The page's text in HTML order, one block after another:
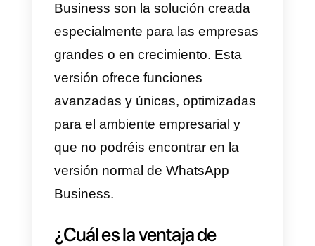
Si habéis realizado el respaldo
correctamente, el historial de
tus chats y los archivos serán
transferidos automáticamente,
mientras que la información
relativa a tu negocio (ej. perfil
del negocio, catálogo de
productos, etiquetas, etc.) será